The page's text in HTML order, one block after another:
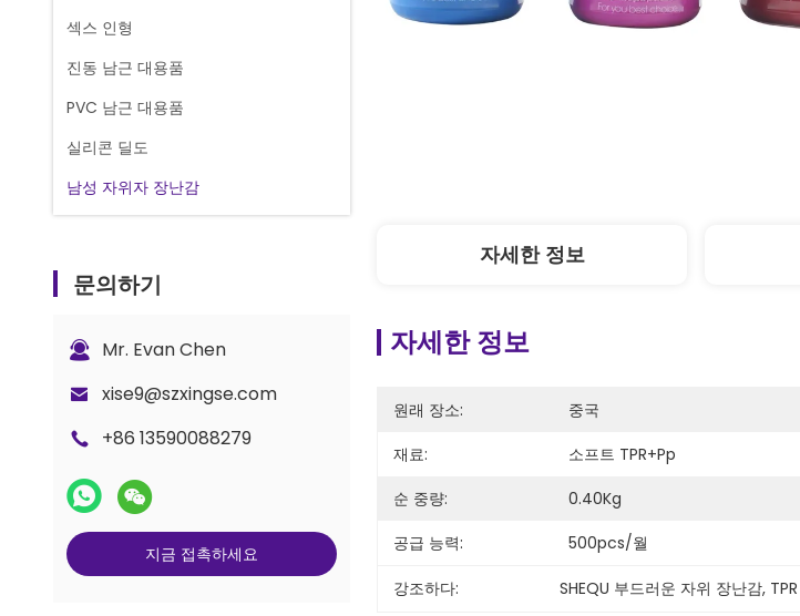
섹스 인형
진동 남근 대용품
PVC 남근 대용품
실리콘 딜도
남성 자위자 장난감
문의하기
Mr. Evan Chen
xise9@szxingse.com
+86 13590088279
지금 접촉하세요
자세한 정보
자세한 정보
원래 장소: 중국
재료:
소프트 TPR+pp
순 중량:
0.40Kg
공급 능력:
500pcs/월
강조하다: SHEQU 부드러운 자위 장난감,